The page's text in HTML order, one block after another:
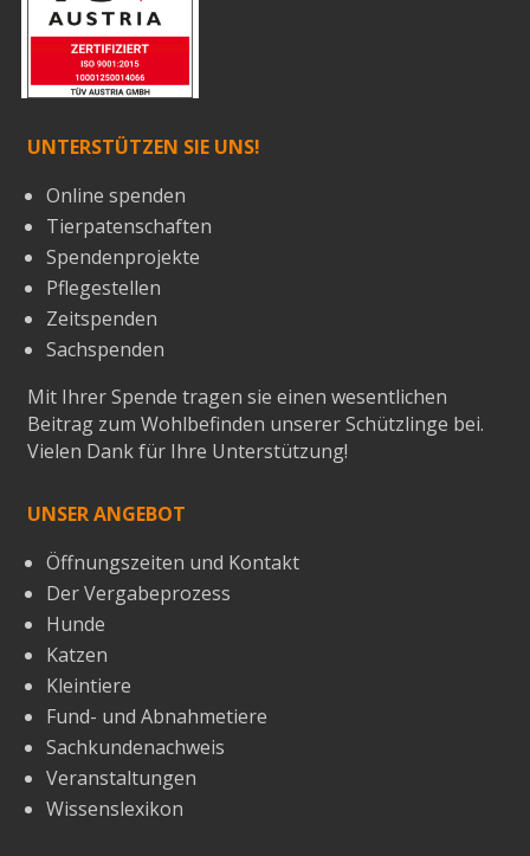
UNTERSTÜTZEN SIE UNS!
Online spenden
Tierpatenschaften
Spendenprojekte
Pflegestellen
Zeitspenden
Sachspenden
Mit Ihrer Spende tragen sie einen wesentlichen
Beitrag zum Wohlbefinden unserer Schützlinge bei.
Vielen Dank für Ihre Unterstützung!
UNSER ANGEBOT
Öffnungszeiten und Kontakt
Der Vergabeprozess
Hunde
Katzen
Kleintiere
Fund- und Abnahmetiere
Sachkundenachweis
Veranstaltungen
Wissenslexikon